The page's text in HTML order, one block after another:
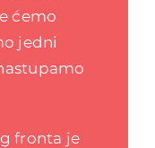
ćemo
jedni
fronta je